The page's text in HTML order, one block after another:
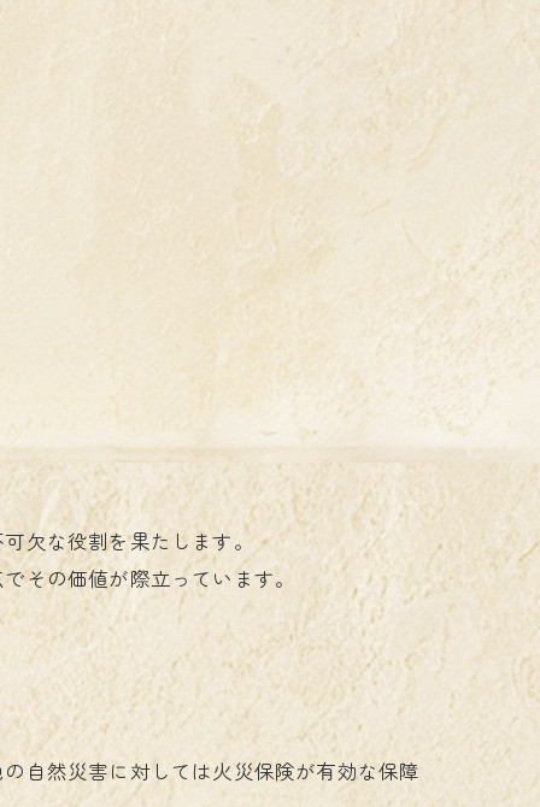
欠な役割を果たします。
その価値が際立っています。
自然災害に対しては火災保険が有効な保障